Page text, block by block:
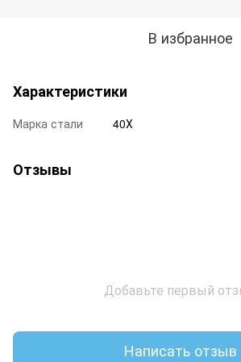
В избранное
Характеристики
Марка стали 40Х
Отзывы
Добавьте первый
Написать отзыв